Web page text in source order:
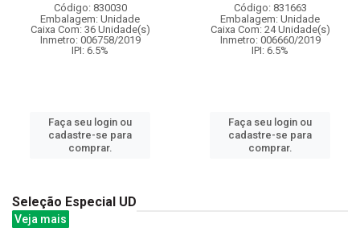
Código: 830030
Embalagem: Unidade
Caixa Com: 36 Unidade(s)
Inmetro: 006758/2019
IPI: 6.5%
Faça seu login ou
cadastre-se para
comprar.
Código: 831663
Embalagem: Unidade
Caixa Com: 24 Unidade(s)
Inmetro: 006660/2019
IPI: 6.5%
Faça seu login ou
cadastre-se para
comprar.
Seleção Especial UD
Veja mais